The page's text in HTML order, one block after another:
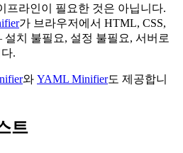
프라인이 필요한 것은 아닙니다.
가 브라우저에서 HTML, CSS,
치 불필요, 설정 불필요, 서버로
.
와 YAML Minifier도 제공합니
트